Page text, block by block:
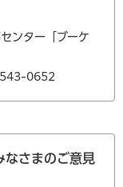
ンター「ブーケ
0652
なさまのご意見